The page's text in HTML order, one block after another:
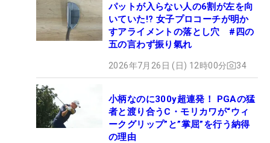
パットが入らない人の6割が左を向
いていた!? 女子プロコーチが明か
すアライメントの落とし穴 #四の
五の言わず振り氣れ
2026年7月26日 (日) 12時00分 34
小柄なのに300y超連発！ PGAの猛
者と渡り合うC・モリカワが“ウィ
ークグリップ”と”掌屈”を行う納得
の理由